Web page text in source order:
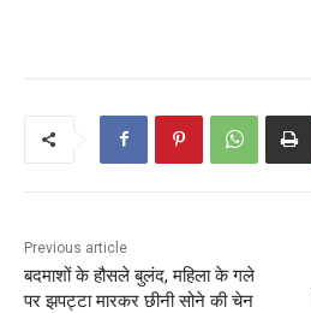
Previous article
बदमाशों के हौसले बुलंद, महिला के गले
पर झपट्टा मारकर छीनी सोने की चेन